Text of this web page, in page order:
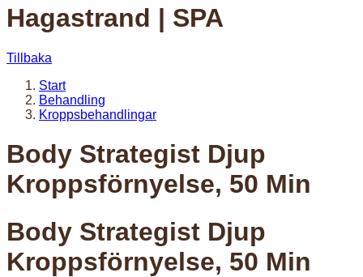
Hagastrand | SPA
Tillbaka
Start
Behandling
Kroppsbehandlingar
Body Strategist Djup
Kroppsförnyelse, 50 Min
Body Strategist Djup
Kroppsförnyelse, 50 Min